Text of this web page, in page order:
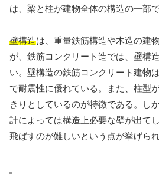
は、梁と柱が建物全体の構造の一部で
壁構造は、重量鉄筋構造や木造の建
が、鉄筋コンクリート造では、壁構
い。壁構造の鉄筋コンクリート建物
で耐震性に優れている。また、柱型
きりとしているのが特徴である。し
計によっては構造上必要な壁が出て
飛ばすのが難しいという点が挙げられ